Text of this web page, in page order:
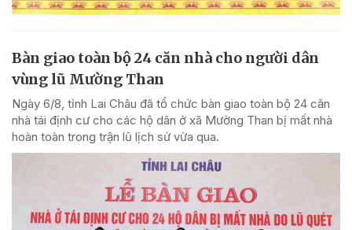
Bàn giao toàn bộ 24 căn nhà cho người dân
vùng lũ Mường Than
Ngày 6/8, tỉnh Lai Châu đã tổ chức bàn giao toàn bộ 24 căn
nhà tái định cư cho các hộ dân ở xã Mường Than bị mất nhà
hoàn toàn trong trận lũ lịch sử vừa qua.